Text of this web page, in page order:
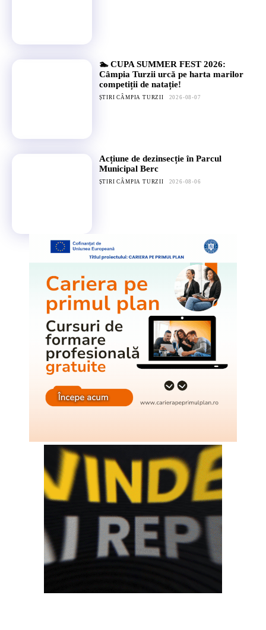
🏊 CUPA SUMMER FEST 2026:
Câmpia Turzii urcă pe harta marilor
competiții de natație!
ȘTIRI CÂMPIA TURZII 2026-08-07
Acțiune de dezinsecție în Parcul
Municipal Berc
ȘTIRI CÂMPIA TURZII 2026-08-06